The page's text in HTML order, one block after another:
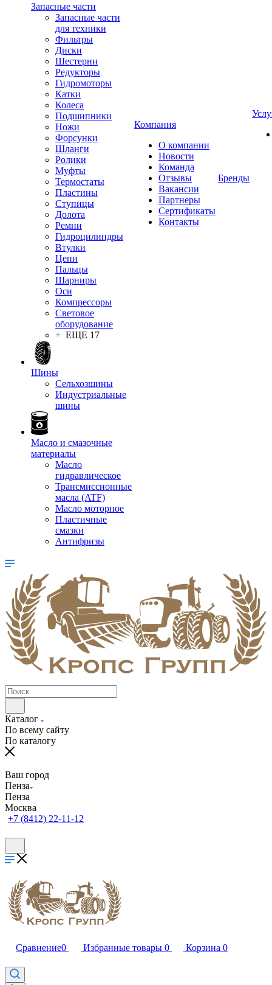
Запасные части
Запасные части
для техники
Фильтры
Диски
Шестерни
Редукторы
Гидромоторы
Катки
Колеса
Подшипники
Ножи
Форсунки
Шланги
Ролики
Муфты
Термостаты
Пластины
Ступицы
Долота
Ремни
Гидроцилиндры
Втулки
Цепи
Пальцы
Шарниры
Оси
Компрессоры
Световое
оборудование
+ ЕЩЕ 17
Шины
Сельхозшины
Индустриальные
шины
Масло и смазочные
материалы
Масло
гидравлическое
Трансмиссионные
масла (ATF)
Масло моторное
Пластичные
смазки
Антифризы
Компания
О компании
Новости
Команда
Отзывы
Вакансии
Партнеры
Сертификаты
Контакты
Бренды
Каталог
По всему сайту
По каталогу
Ваш город
Пенза
Пенза
Москва
+7 (8412) 22-11-12
Сравнение0 Избранные товары 0 Корзина 0